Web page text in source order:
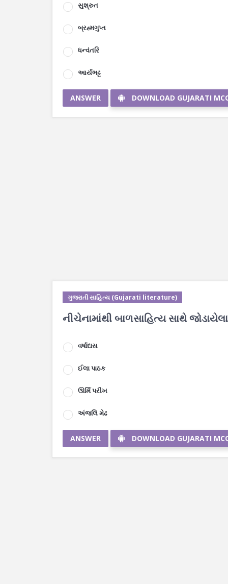
સુશ્રુત
બ્રહ્મગુપ્ત
ધન્વંતરિ
આર્યભટ્ટ
ANSWER DOWNLOAD GUJARATI
ગુજરાતી સાહિત્ય (Gujarati literature)
નીચેનામાંથી બાળસાહિત્ય સાથે
વર્ષાદાસ
ઈલા પાઠક
ઊર્મિ પરીખ
અંજલિ મેઢ
ANSWER DOWNLOAD GUJARATI